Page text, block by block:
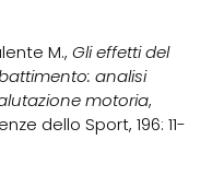
M., Gli effetti del
analisi
motoria,
dello Sport, 196: 11-